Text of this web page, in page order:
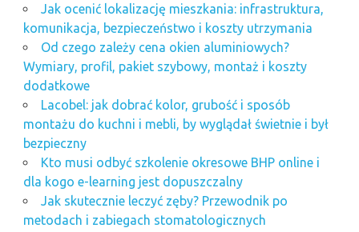
Jak ocenić lokalizację mieszkania: infrastruktura,
komunikacja, bezpieczeństwo i koszty utrzymania
Od czego zależy cena okien aluminiowych?
Wymiary, profil, pakiet szybowy, montaż i koszty
dodatkowe
Lacobel: jak dobrać kolor, grubość i sposób
montażu do kuchni i mebli, by wyglądał świetnie i był
bezpieczny
Kto musi odbyć szkolenie okresowe BHP online i
dla kogo e-learning jest dopuszczalny
Jak skutecznie leczyć zęby? Przewodnik po
metodach i zabiegach stomatologicznych